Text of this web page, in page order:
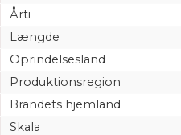
Årti
Længde
Oprindelsesland
Produktionsregion
Brandets hjemland
Skala